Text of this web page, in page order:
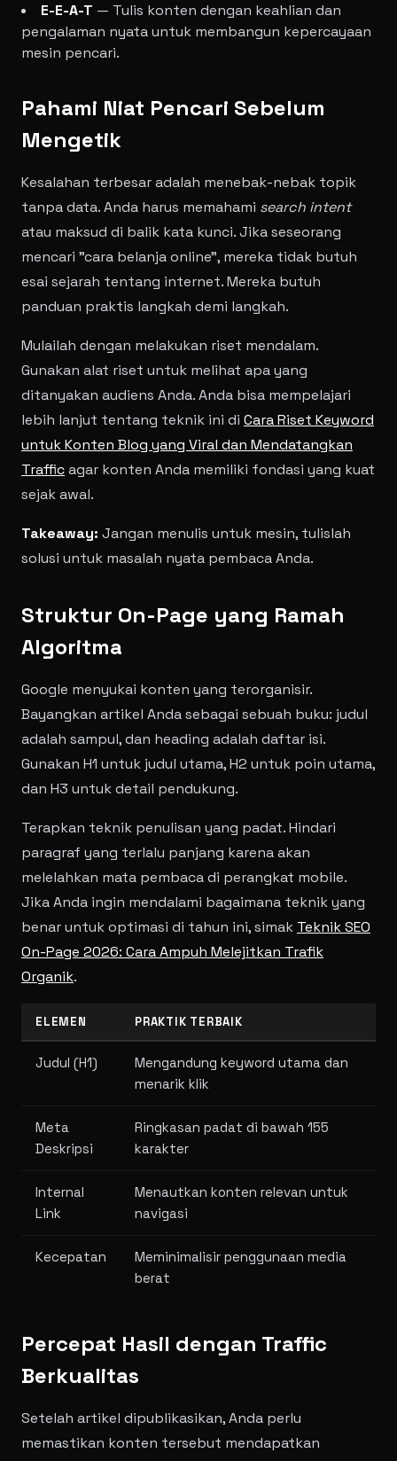
E-E-A-T — Tulis konten dengan keahlian dan
pengalaman nyata untuk membangun kepercayaan
mesin pencari.
Pahami Niat Pencari Sebelum
Mengetik
Kesalahan terbesar adalah menebak-nebak topik
tanpa data. Anda harus memahami search intent
atau maksud di balik kata kunci. Jika seseorang
mencari "cara belanja online", mereka tidak butuh
esai sejarah tentang internet. Mereka butuh
panduan praktis langkah demi langkah.
Mulailah dengan melakukan riset mendalam.
Gunakan alat riset untuk melihat apa yang
ditanyakan audiens Anda. Anda bisa mempelajari
lebih lanjut tentang teknik ini di Cara Riset Keyword
untuk Konten Blog yang Viral dan Mendatangkan
Trafficagar konten Anda memiliki fondasi yang kuat
sejak awal.
Takeaway: Jangan menulis untuk mesin, tulislah
solusi untuk masalah nyata pembaca Anda.
Struktur On-Page yang Ramah
Algoritma
Google menyukai konten yang terorganisir.
Bayangkan artikel Anda sebagai sebuah buku: judul
adalah sampul, dan heading adalah daftar isi.
Gunakan H1 untuk judul utama, H2 untuk poin utama,
dan H3 untuk detail pendukung.
Terapkan teknik penulisan yang padat. Hindari
paragraf yang terlalu panjang karena akan
melelahkan mata pembaca di perangkat mobile.
Jika Anda ingin mendalami bagaimana teknik yang
benar untuk optimasi di tahun ini, simak Teknik SEO
On-Page 2026: Cara Ampuh Melejitkan Trafik
Organik.
ELEMEN PRAKTIK TERBAIK
Judul (H1)
Mengandung keyword utama dan
menarik klik
Meta
Deskripsi
Ringkasan padat di bawah 155
karakter
Internal
Link
Menautkan konten relevan untuk
navigasi
Kecepatan
Meminimalisir penggunaan media
berat
Percepat Hasil dengan Traffic
Berkualitas
Setelah artikel dipublikasikan, Anda perlu
memastikan konten tersebut mendapatkan